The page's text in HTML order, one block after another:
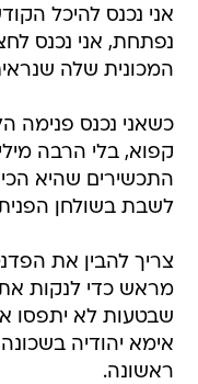
אני נכנס להיכל
נפתחת, אני נכנס
המכונית שלה
כשאני נכנס פנימה
קפוא, בלי הרבה
התכשירים שהיא
לשבת בשולחן
צריך להבין את
מראש כדי לנקות
שבטעות לא יתפסו
אימא יהודיה
ראשונה.